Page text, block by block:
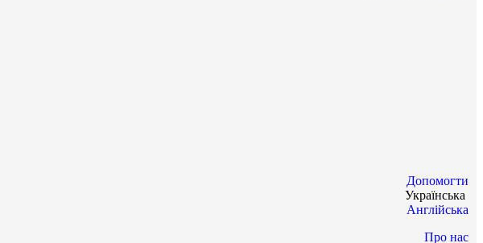
Допомогти
Українська
Англійська
Про нас